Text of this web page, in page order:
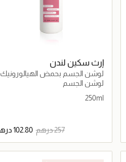
إرث سكين لندن
لوشن الجسم بحمض الهيالورونيك
والكولاجين
لوشن الجسم
250ml
⁦257⁩ درهم ⁦102.80⁩ درهم
جاري تحميل التفاصيل